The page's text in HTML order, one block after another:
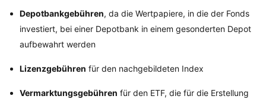
Depotbankgebühren, da die Wertpapiere, in die der Fonds
investiert, bei einer Depotbank in einem gesonderten Depot
aufbewahrt werden
Lizenzgebühren für den nachgebildeten Index
Vermarktungsgebühren für den ETF, die für die Erstellung